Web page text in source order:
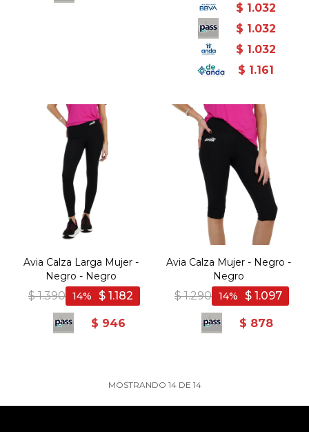
$ 1.032
$ 1.032
$ 1.032
$ 1.161
Avia Calza Larga Mujer -
Negro - Negro
$ 1.390 $ 1.182
14
$ 946
Avia Calza Mujer - Negro -
Negro
$ 1.290 $ 1.097
14
$ 878
MOSTRANDO 14DE 14